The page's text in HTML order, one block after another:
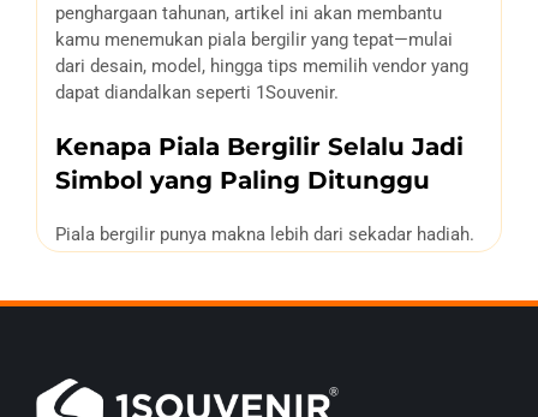
penghargaan tahunan, artikel ini akan membantu
kamu menemukan piala bergilir yang tepat—mulai
dari desain, model, hingga tips memilih vendor yang
dapat diandalkan seperti 1Souvenir.
Kenapa Piala Bergilir Selalu Jadi
Simbol yang Paling Ditunggu
Piala bergilir punya makna lebih dari sekadar hadiah.
Selain itu, piala bergilir juga merepresentasikan citra